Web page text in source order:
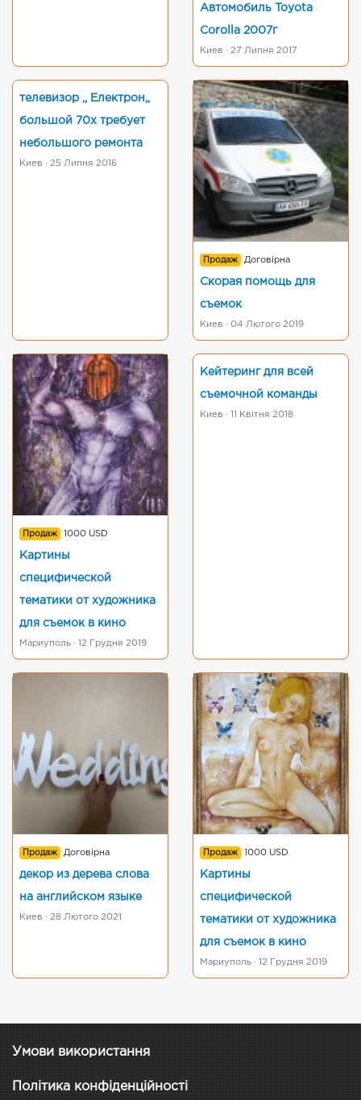
Автомобиль Toyota
Corolla 2007г
Киев · 27 Липня 2017
телевизор ,, Електрон,,
большой 70х требует
небольшого ремонта
Киев · 25 Липня 2016
Продаж Договірна
Скорая помощь для
съемок
Киев · 04 Лютого 2019
Продаж 1000 USD
Картины
специфической
тематики от художника
для съемок в кино
Мариуполь · 12 Грудня 2019
Кейтеринг для всей
съемочной команды
Киев · 11 Квітня 2018
Продаж Договірна
декор из дерева слова
на английском языке
Киев · 28 Лютого 2021
Продаж 1000 USD
Картины
специфической
тематики от художника
для съемок в кино
Мариуполь · 12 Грудня 2019
Умови використання
Політика конфіденційності